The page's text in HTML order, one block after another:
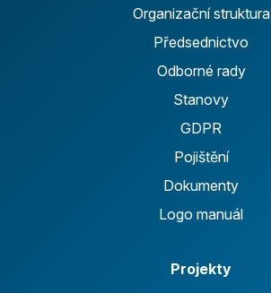
Organizační struktura
Předsednictvo
Odborné rady
Stanovy
GDPR
Pojištění
Dokumenty
Logo manuál
Projekty